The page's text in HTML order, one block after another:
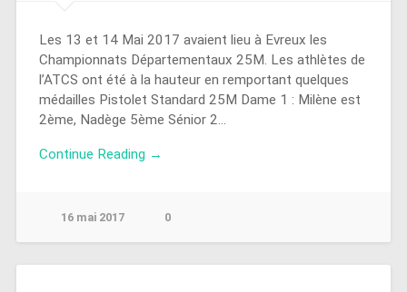
Les 13 et 14 Mai 2017 avaient lieu à Evreux les
Championnats Départementaux 25M. Les athlètes de
l’ATCS ont été à la hauteur en remportant quelques
médailles Pistolet Standard 25M Dame 1 : Milène est
2ème, Nadège 5ème Sénior 2…
Continue Reading →
16 mai 2017 0